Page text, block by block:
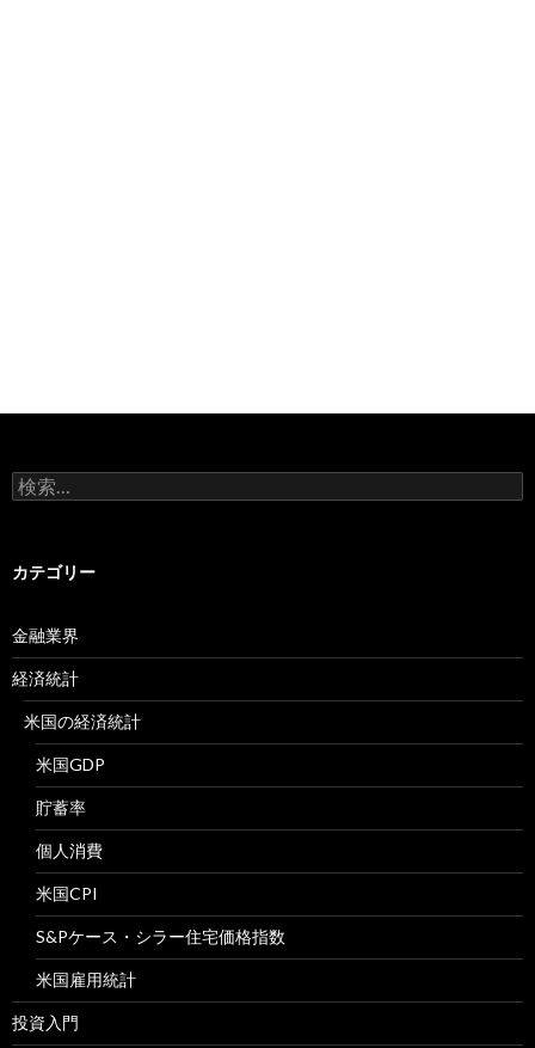
検
索:
カテゴリー
金融業界
経済統計
米国の経済統計
米国GDP
貯蓄率
個人消費
米国CPI
S&Pケース・シラー住宅価格指数
米国雇用統計
投資入門